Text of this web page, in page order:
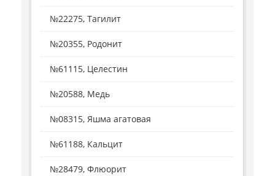
№22275, Тагилит
№20355, Родонит
№61115, Целестин
№20588, Медь
№08315, Яшма агатовая
№61188, Кальцит
№28479, Флюорит